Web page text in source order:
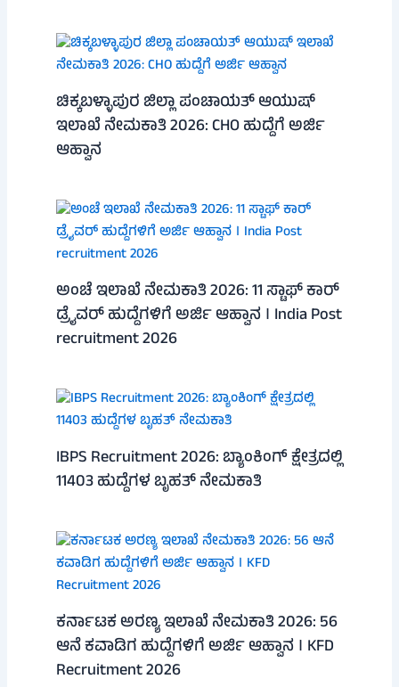
ಚಿಕ್ಕಬಳ್ಳಾಪುರ ಜಿಲ್ಲಾ ಪಂಚಾಯತ್ ಆಯುಷ್
ಇಲಾಖೆ ನೇಮಕಾತಿ 2026: CHO ಹುದ್ದೆಗೆ ಅರ್ಜಿ
ಆಹ್ವಾನ
ಅಂಚೆ ಇಲಾಖೆ ನೇಮಕಾತಿ 2026: 11 ಸ್ಟಾಫ್ ಕಾರ್
ಡ್ರೈವರ್ ಹುದ್ದೆಗಳಿಗೆ ಅರ್ಜಿ ಆಹ್ವಾನ । India Post
recruitment 2026
IBPS Recruitment 2026: ಬ್ಯಾಂಕಿಂಗ್ ಕ್ಷೇತ್ರದಲ್ಲಿ
11403 ಹುದ್ದೆಗಳ ಬೃಹತ್ ನೇಮಕಾತಿ
ಕರ್ನಾಟಕ ಅರಣ್ಯ ಇಲಾಖೆ ನೇಮಕಾತಿ 2026: 56
ಆನೆ ಕವಾಡಿಗ ಹುದ್ದೆಗಳಿಗೆ ಅರ್ಜಿ ಆಹ್ವಾನ । KFD
Recruitment 2026